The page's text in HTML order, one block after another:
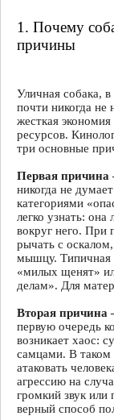
1. Почему
причины
Уличная собака,
почти никогда не
жесткая
ресурсов.
три основные
Первая причина
никогда не
категориями
легко узнать:
вокруг него. При
рычать с
мышцу. Типичная
«милых щенят»
делам». Для
Вторая причина
первую очередь
возникает хаос:
самцами. В таком
атаковать
агрессию на
громкий звук
верный способ